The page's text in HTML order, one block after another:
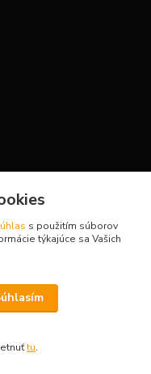
rychlo.sk
s použitím súborov
týkajúce sa Vašich
tu.